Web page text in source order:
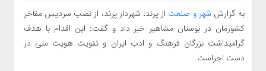
به گزارش شهر و صنعت از پرند، شهردار پرند، از نصب سردیس مفاخر
کشورمان در بوستان مشاهیر خبر داد و گفت: این اقدام با هدف
گرامیداشت بزرگان فرهنگ و ادب ایران و تقویت هویت ملی در
دست اجراست.